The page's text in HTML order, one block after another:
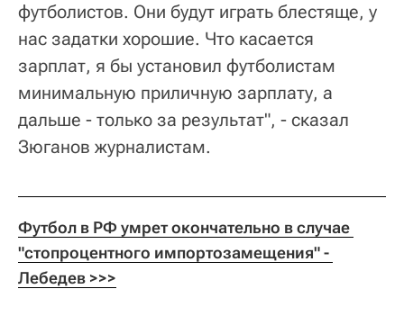
футболистов. Они будут играть блестяще, у
нас задатки хорошие. Что касается
зарплат, я бы установил футболистам
минимальную приличную зарплату, а
дальше - только за результат", - сказал
Зюганов журналистам.
Футбол в РФ умрет окончательно в случае
"стопроцентного импортозамещения" -
Лебедев >>>